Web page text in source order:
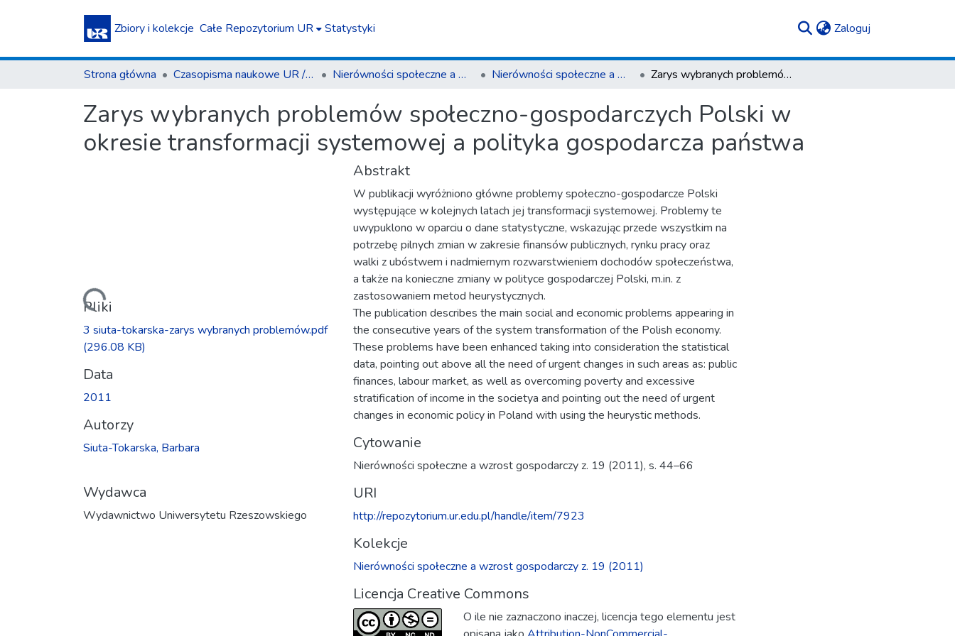
Zbiory i kolekcje Całe Repozytorium UR Statystyki Zaloguj
Strona główna Czasopisma naukowe UR / Scientific Journals Nierówności społeczne a wzrost gospodarczy Nierówności społeczne a wzrost gospodarczy z. 19 (2011) Zarys wybranych problemów społeczno-gospodarczych Polski w okresie transformacji systemowej a polityka gospodarcza państwa
Zarys wybranych problemów społeczno-gospodarczych Polski w
okresie transformacji systemowej a polityka gospodarcza państwa
Ładowanie...
Pliki
3 siuta-tokarska-zarys wybranych problemów.pdf
(296.08 KB)
Data
2011
Autorzy
Siuta-Tokarska, Barbara
Wydawca
Wydawnictwo Uniwersytetu Rzeszowskiego
Abstrakt
W publikacji wyróżniono główne problemy społeczno-gospodarcze Polski
występujące w kolejnych latach jej transformacji systemowej. Problemy te
uwypuklono w oparciu o dane statystyczne, wskazując przede wszystkim na
potrzebę pilnych zmian w zakresie finansów publicznych, rynku pracy oraz
walki z ubóstwem i nadmiernym rozwarstwieniem dochodów społeczeństwa,
a także na konieczne zmiany w polityce gospodarczej Polski, m.in. z
zastosowaniem metod heurystycznych.
The publication describes the main social and economic problems appearing in
the consecutive years of the system transformation of the Polish economy.
These problems have been enhanced taking into consideration the statistical
data, pointing out above all the need of urgent changes in such areas as: public
finances, labour market, as well as overcoming poverty and excessive
stratification of income in the societya and pointing out the need of urgent
changes in economic policy in Poland with using the heurystic methods.
Cytowanie
Nierówności społeczne a wzrost gospodarczy z. 19 (2011), s. 44–66
URI
http://repozytorium.ur.edu.pl/handle/item/7923
Kolekcje
Nierówności społeczne a wzrost gospodarczy z. 19 (2011)
Licencja Creative Commons
O ile nie zaznaczono inaczej, licencja tego elementu jest